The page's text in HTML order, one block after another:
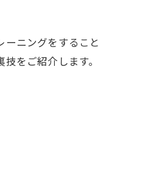
ニングをすること
をご紹介します。